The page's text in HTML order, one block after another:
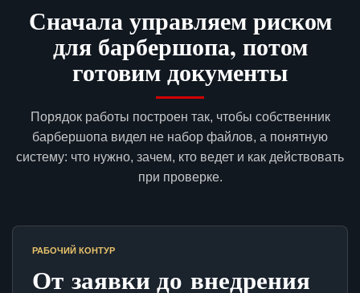
Сначала управляем риском
для барбершопа, потом
готовим документы
Порядок работы построен так, чтобы собственник
барбершопа видел не набор файлов, а понятную
систему: что нужно, зачем, кто ведет и как действовать
при проверке.
РАБОЧИЙ КОНТУР
От заявки до внедрения